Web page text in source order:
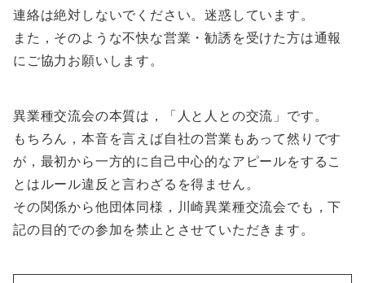
連絡は絶対しないでください。迷惑しています。
また，そのような不快な営業・勧誘を受けた方は通報
にご協力お願いします。
異業種交流会の本質は，「人と人との交流」です。
もちろん，本音を言えば自社の営業もあって然りです
が，最初から一方的に自己中心的なアピールをするこ
とはルール違反と言わざるを得ません。
その関係から他団体同様，川崎異業種交流会でも，下
記の目的での参加を禁止とさせていただきます。